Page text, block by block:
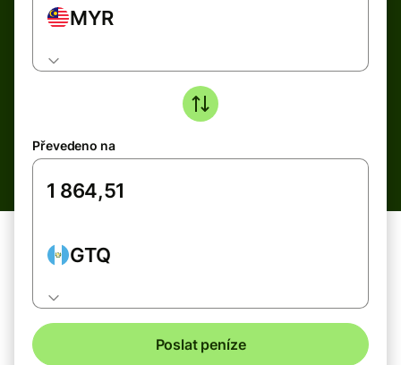
MYR
Převedeno na
GTQ
Poslat peníze